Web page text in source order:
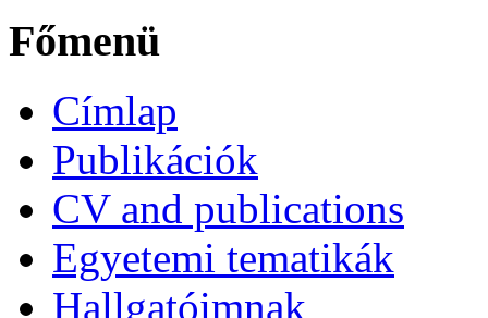
Főmenü
Címlap
Publikációk
CV and publications
Egyetemi tematikák
Hallgatóimnak